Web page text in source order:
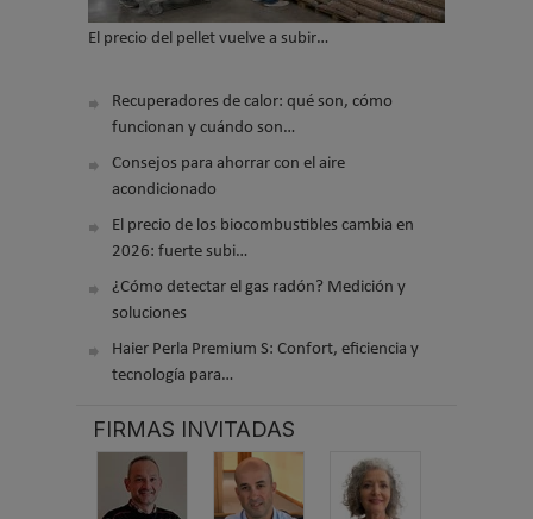
El precio del pellet vuelve a subir…
Recuperadores de calor: qué son, cómo
funcionan y cuándo son…
Consejos para ahorrar con el aire
acondicionado
El precio de los biocombustibles cambia en
2026: fuerte subi…
¿Cómo detectar el gas radón? Medición y
soluciones
Haier Perla Premium S: Confort, eficiencia y
tecnología para…
FIRMAS INVITADAS